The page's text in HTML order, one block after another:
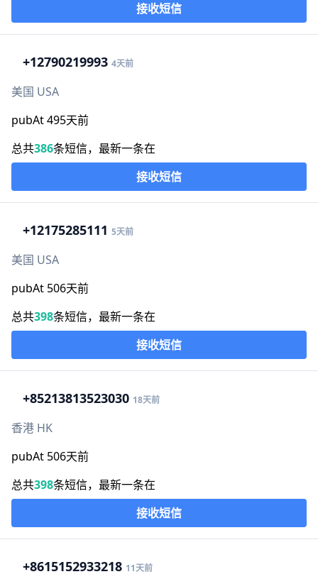
接收短信
+12790219993 4天前
美国 USA
pubAt 495天前
总共386条短信，最新一条在
接收短信
+12175285111 5天前
美国 USA
pubAt 506天前
总共398条短信，最新一条在
接收短信
+85213813523030 18天前
香港 HK
pubAt 506天前
总共398条短信，最新一条在
接收短信
+8615152933218 11天前